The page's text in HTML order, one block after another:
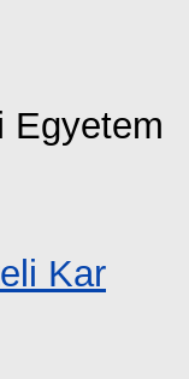
Egyetem
Kar